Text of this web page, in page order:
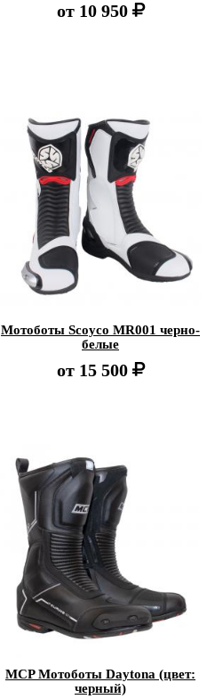
от 10 950
Мотоботы Scoyco MR001 черно-
белые
от 15 500
MCP Мотоботы Daytona (цвет:
черный)